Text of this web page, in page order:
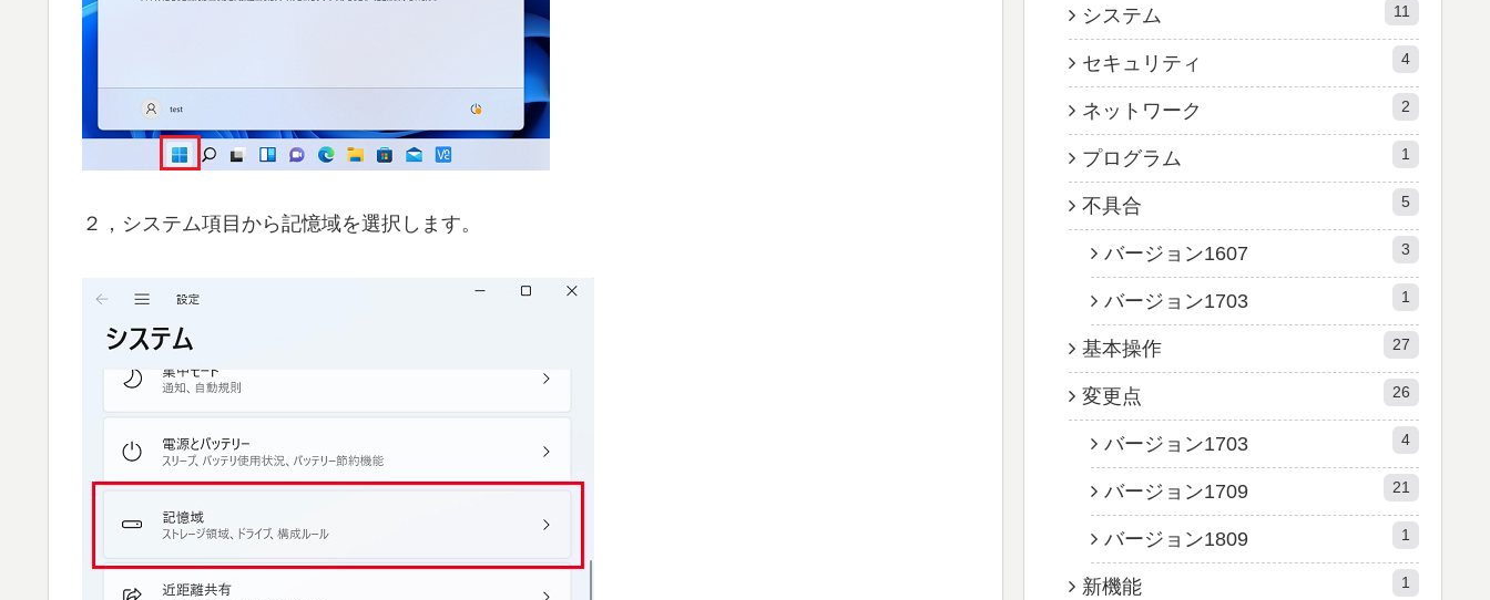
２，システム項目から記憶域を選択します。
システム 11
セキュリティ 4
ネットワーク 2
プログラム 1
不具合 5
バージョン1607 3
バージョン1703 1
基本操作 27
変更点 26
バージョン1703 4
バージョン1709 21
バージョン1809 1
新機能 1